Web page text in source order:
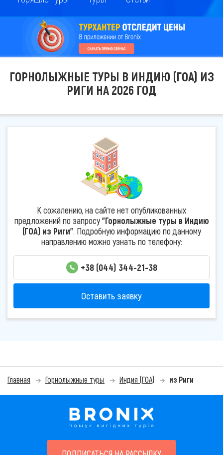
ГОРНОЛЫЖНЫЕ ТУРЫ В ИНДИЮ (ГОА) ИЗ
РИГИ НА 2026 ГОД
К сожалению, на сайте нет опубликованных
предложений по запросу"Горнолыжные туры в Индию
(ГОА) из Риги". Подробную информацию по данному
направлению можно узнать по телефону:
+38 (044) 344-21-38
Оставить заявку
Главная Горнолыжные туры Индия (ГОА) из Риги